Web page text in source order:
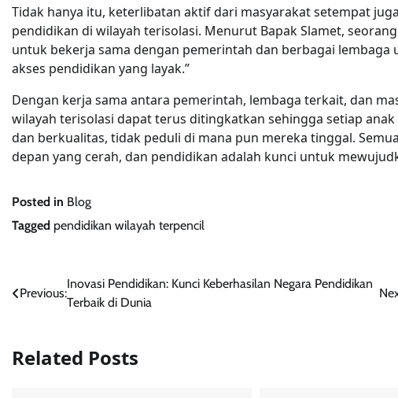
Tidak hanya itu, keterlibatan aktif dari masyarakat setempat
pendidikan di wilayah terisolasi. Menurut Bapak Slamet,
untuk bekerja sama dengan pemerintah dan berbagai
akses pendidikan yang layak.”
Dengan kerja sama antara pemerintah, lembaga terkait, dan
wilayah terisolasi dapat terus ditingkatkan sehingga setiap
dan berkualitas, tidak peduli di mana pun mereka tinggal.
depan yang cerah, dan pendidikan adalah kunci untuk
Posted in Blog
Tagged pendidikan wilayah terpencil
Post
navigation
Previous:
Inovasi Pendidikan: Kunci Keberhasilan Negara Pendidikan
Terbaik di Dunia
Related Posts